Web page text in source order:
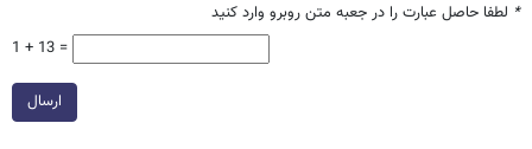
* لطفا حاصل عبارت را در جعبه متن روبرو وارد کنید
1 + 13 =
ارسال